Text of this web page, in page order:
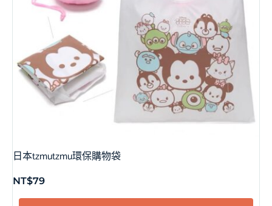
日本tzmutzmu環保購物袋
NT$79